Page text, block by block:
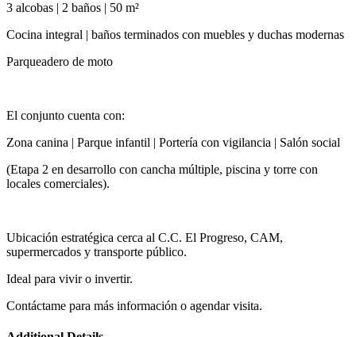
3 alcobas | 2 baños | 50 m²
Cocina integral | baños terminados con muebles y duchas modernas
️Parqueadero de moto
El conjunto cuenta con:
Zona canina | Parque infantil | Portería con vigilancia | Salón social
(Etapa 2 en desarrollo con cancha múltiple, piscina y torre con
locales comerciales).
Ubicación estratégica cerca al C.C. El Progreso, CAM,
supermercados y transporte público.
Ideal para vivir o invertir.
Contáctame para más información o agendar visita.